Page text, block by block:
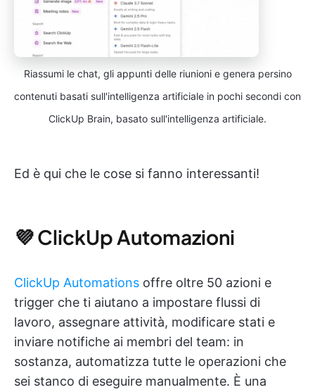
Riassumi le chat, gli appunti delle riunioni e genera persino
contenuti basati sull'intelligenza artificiale in pochi secondi con
ClickUp Brain, basato sull'intelligenza artificiale.
Ed è qui che le cose si fanno interessanti!
💜 ClickUp Automazioni
ClickUp Automations offre oltre 50 azioni e
trigger che ti aiutano a impostare flussi di
lavoro, assegnare attività, modificare stati e
inviare notifiche ai membri del team: in
sostanza, automatizza tutte le operazioni che
sei stanco di eseguire manualmente. È una